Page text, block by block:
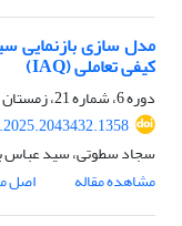
مدل سازی بازنمایی
کیفی تعاملی (IAQ)
دوره 6، شماره 21، زمستان 1404، صفحه
سجاد سطوتی، سید عباس
مشاهده مقاله
اصل